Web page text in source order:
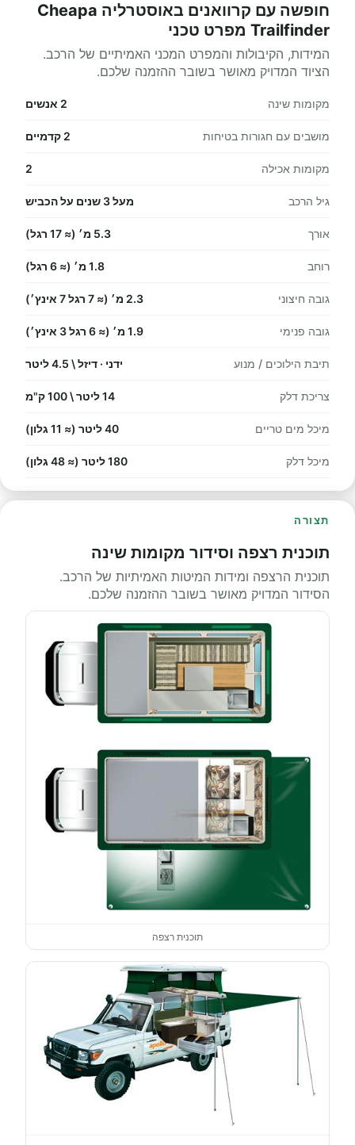
חופשה עם קרוואנים באוסטרליה Cheapa
Trailfinder מפרט טכני
המידות, הקיבולות והמפרט המכני האמיתיים של הרכב.
הציוד המדויק מאושר בשובר ההזמנה שלכם.
מקומות שינה 2 אנשים
מושבים עם חגורות בטיחות 2 קדמיים
מקומות אכילה 2
גיל הרכב מעל 3 שנים על הכביש
אורך 5.3 מ׳ (≈ 17 רגל)
רוחב 1.8 מ׳ (≈ 6 רגל)
גובה חיצוני 2.3 מ׳ (≈ 7 רגל 7 אינץ׳)
גובה פנימי 1.9 מ׳ (≈ 6 רגל 3 אינץ׳)
תיבת הילוכים / מנוע ידני · דיזל \ 4.5 ליטר
צריכת דלק 14 ליטר \ 100 ק"מ
מיכל מים טריים 40 ליטר (≈ 11 גלון)
מיכל דלק 180 ליטר (≈ 48 גלון)
תצורה
תוכנית רצפה וסידור מקומות שינה
תוכנית הרצפה ומידות המיטות האמיתיות של הרכב.
הסידור המדויק מאושר בשובר ההזמנה שלכם.
תוכנית רצפה